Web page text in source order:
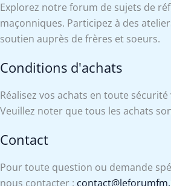
Explorez notre forum de sujets de
maçonniques. Participez à des
soutien auprès de frères et soeurs.
Conditions d'achats
Réalisez vos achats en toute sécurité
Veuillez noter que tous les achats
Contact
Pour toute question ou demande
nous contacter :